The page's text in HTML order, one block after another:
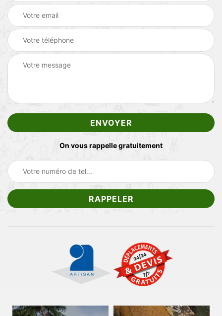
On vous rappelle gratuitement